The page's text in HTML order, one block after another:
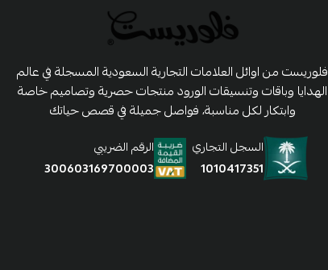
فلوريست من اوائل العلامات التجارية السعودية المسجلة في عالم
الهدايا وباقات وتنسيقات الورود منتجات حصرية وتصاميم خاصة
وابتكار لكل مناسبة، فواصل جميلة في قصص حياتك
السجل التجاري
1010417351
الرقم الضريبي
300603169700003